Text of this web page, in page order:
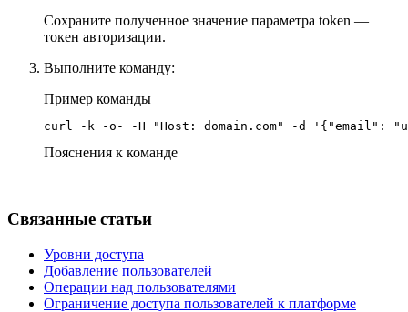
Сохраните полученное значение параметра token —
токен авторизации.
Выполните команду:
Пример команды
curl -k -o- -H "Host: domain.com" -d '{"email":
Пояснения к команде
Связанные статьи
Уровни доступа
Добавление пользователей
Операции над пользователями
Ограничение доступа пользователей к платформе